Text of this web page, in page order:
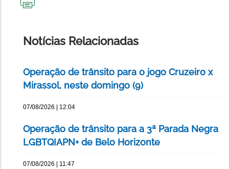
Notícias Relacionadas
Operação de trânsito para o jogo Cruzeiro x
Mirassol, neste domingo (9)
07/08/2026 | 12:04
Operação de trânsito para a 3ª Parada Negra
LGBTQIAPN+ de Belo Horizonte
07/08/2026 | 11:47